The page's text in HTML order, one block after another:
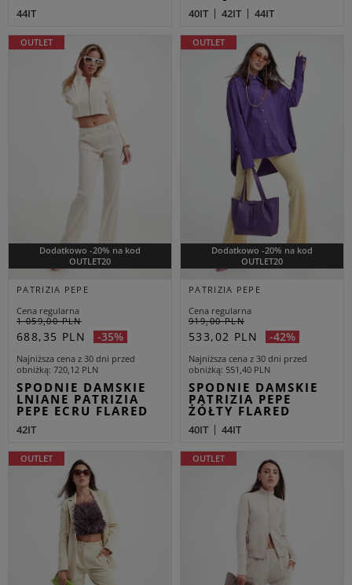
44IT 40IT 42IT 44IT
Dodatkowo -20% na kod
OUTLET20
OUTLET
PATRIZIA PEPE
Cena regularna
1 059,00 PLN
688,35 PLN -35%
Najniższa cena z 30 dni przed
obniżką 720,12 PLN
SPODNIE DAMSKIE
LNIANE PATRIZIA
PEPE ECRU FLARED
42IT
Dodatkowo -20% na kod
OUTLET20
OUTLET
PATRIZIA PEPE
Cena regularna
919,00 PLN
533,02 PLN -42%
Najniższa cena z 30 dni przed
obniżką 551,40 PLN
SPODNIE DAMSKIE
PATRIZIA PEPE
ŻÓŁTY FLARED
40IT 44IT
OUTLET OUTLET